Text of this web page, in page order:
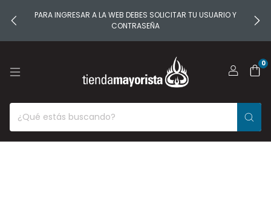
PARA INGRESAR A LA WEB DEBES SOLICITAR TU USUARIO Y
CONTRASEÑA
0